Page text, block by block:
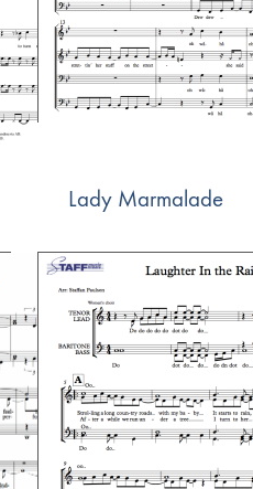
Lady Marmalade